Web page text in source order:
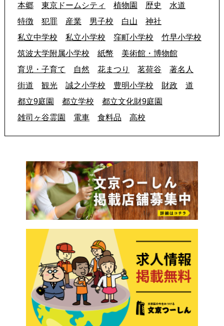
本郷
東京ドームシティ 植物園 歴史
水道
特徴
犯罪 産業 男子校 白山
神社
私立中学校
私立小学校 窪町小学校
竹早小学校
筑波大学附属小学校
紙幣
美術館・博物館
育児・子育て
自然 花まつり 茗荷谷
著名人
街道
観光 誠之小学校 豊明小学校 財政
道
都立9庭園
都立学校
都立文化財9庭園
雑司ヶ谷霊園
電車 食料品 高校